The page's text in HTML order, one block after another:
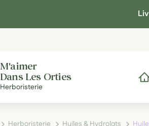
M'aimer
Dans Les Orties
Herboristerie
Herboristerie Huiles & Hydrolats